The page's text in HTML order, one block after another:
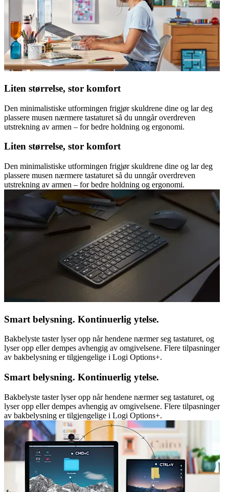
Liten størrelse, stor komfort
Den minimalistiske utformingen frigjør skuldrene dine og lar deg
plassere musen nærmere tastaturet så du unngår overdreven
utstrekning av armen – for bedre holdning og ergonomi.
Liten størrelse, stor komfort
Den minimalistiske utformingen frigjør skuldrene dine og lar deg
plassere musen nærmere tastaturet så du unngår overdreven
utstrekning av armen – for bedre holdning og ergonomi.
Smart belysning. Kontinuerlig ytelse.
Bakbelyste taster lyser opp når hendene nærmer seg tastaturet, og
lyser opp eller dempes avhengig av omgivelsene. Flere tilpasninger
av bakbelysning er tilgjengelige i Logi Options+.
Smart belysning. Kontinuerlig ytelse.
Bakbelyste taster lyser opp når hendene nærmer seg tastaturet, og
lyser opp eller dempes avhengig av omgivelsene. Flere tilpasninger
av bakbelysning er tilgjengelige i Logi Options+.